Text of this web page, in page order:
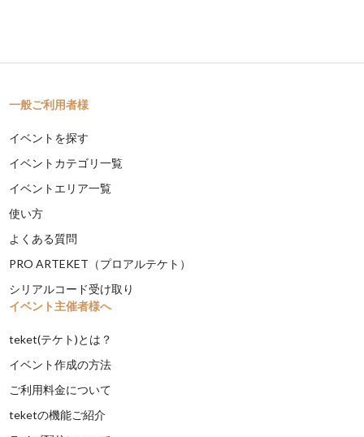
一般ご利用者様
イベントを探す
イベントカテゴリ一覧
イベントエリア一覧
使い方
よくある質問
PRO ARTEKET（プロアルテケト）
シリアルコード受け取り
イベント主催者様へ
teket(テケト)とは？
イベント作成の方法
ご利用料金について
teketの機能ご紹介